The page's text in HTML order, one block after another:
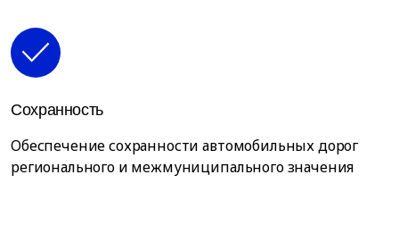
Сохранность
Обеспечение сохранности автомобильных дорог
регионального и межмуниципального значения